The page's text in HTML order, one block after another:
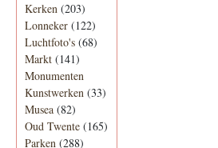
Kerken (203)
Lonneker (122)
Luchtfoto's (68)
Markt (141)
Monumenten
Kunstwerken (33)
Musea (82)
Oud Twente (165)
Parken (288)